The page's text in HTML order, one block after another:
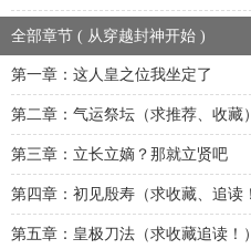
全部章节 ( 从穿越封神开始 )
第一章：这人皇之位我坐定了
第二章：气运祭坛（求推荐、收藏）
第三章：立长立嫡？那就立贤吧
第四章：初见殷寿（求收藏、追读
第五章：皇极刀法（求收藏追读！）